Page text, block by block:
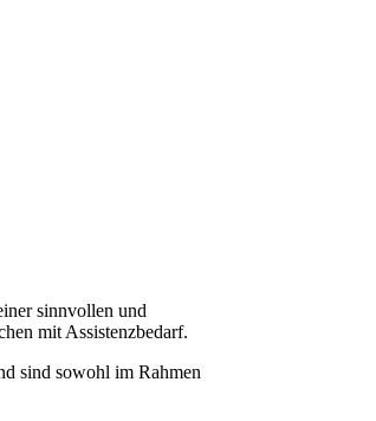
sinnvollen und
mit Assistenzbedarf.
sind sowohl im Rahmen